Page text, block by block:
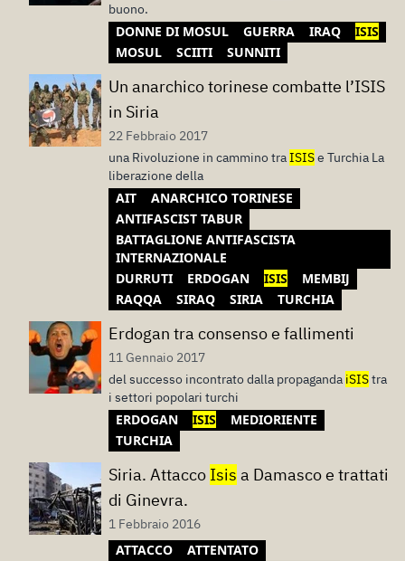
buono.
DONNE DI MOSUL GUERRA IRAQ
ISIS
MOSUL
SCIITI SUNNITI
Un anarchico torinese combatte l’ISIS
in Siria
22 Febbraio 2017
una Rivoluzione in cammino traISISe Turchia La
liberazione della
AIT
ANARCHICO TORINESE
ANTIFASCIST TABUR
BATTAGLIONE ANTIFASCISTA
INTERNAZIONALE
DURRUTI
ERDOGAN ISIS
MEMBIJ
RAQQA
SIRAQ SIRIA TURCHIA
Erdogan tra consenso e fallimenti
11 Gennaio 2017
del successo incontrato dalla propaganda iSIStra
i settori popolari turchi
ERDOGAN ISIS
MEDIORIENTE
TURCHIA
Siria. Attacco Isis a Damasco e trattati
di Ginevra.
1 Febbraio 2016
ATTACCO
ATTENTATO